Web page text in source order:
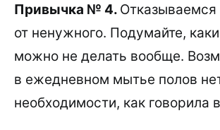
Привычка № 4. Отказываемся
от ненужного. Подумайте,
можно не делать вообще.
в ежедневном мытье полов
необходимости, как говорила